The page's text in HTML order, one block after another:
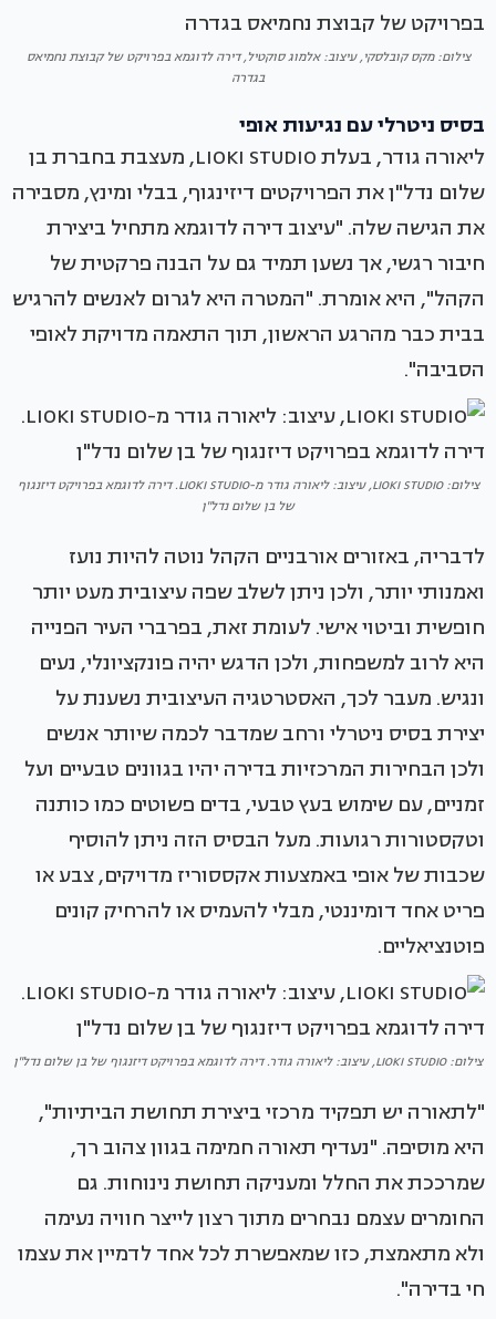
צילום: מקס קובלסקי, עיצוב: אלמוג סוקטיל, דירה לדוגמא בפרויקט של קבוצת נחמיאס
בגדרה
בסיס ניטרלי עם נגיעות אופי
ליאורה גודר, בעלת LIOKI STUDIO, מעצבת בחברת בן
שלום נדל"ן את הפרויקטים דיזינגוף, בבלי ומינץ, מסבירה
את הגישה שלה. "עיצוב דירה לדוגמא מתחיל ביצירת
חיבור רגשי, אך נשען תמיד גם על הבנה פרקטית של
הקהל", היא אומרת. "המטרה היא לגרום לאנשים להרגיש
בבית כבר מהרגע הראשון, תוך התאמה מדויקת לאופי
הסביבה".
צילום: LIOKI STUDIO, עיצוב: ליאורה גודר מ-LIOKI STUDIO. דירה לדוגמא בפרויקט דיזנגוף
של בן שלום נדל"ן
לדבריה, באזורים אורבניים הקהל נוטה להיות נועז
ואמנותי יותר, ולכן ניתן לשלב שפה עיצובית מעט יותר
חופשית וביטוי אישי. לעומת זאת, בפרברי העיר הפנייה
היא לרוב למשפחות, ולכן הדגש יהיה פונקציונלי, נעים
ונגיש. מעבר לכך, האסטרטגיה העיצובית נשענת על
יצירת בסיס ניטרלי ורחב שמדבר לכמה שיותר אנשים
ולכן הבחירות המרכזיות בדירה יהיו בגוונים טבעיים ועל
זמניים, עם שימוש בעץ טבעי, בדים פשוטים כמו כותנה
וטקסטורות רגועות. מעל הבסיס הזה ניתן להוסיף
שכבות של אופי באמצעות אקססוריז מדויקים, צבע או
פריט אחד דומיננטי, מבלי להעמיס או להרחיק קונים
פוטנציאליים.
צילום: LIOKI STUDIO, עיצוב: ליאורה גודר. דירה לדוגמא בפרויקט דיזנגוף של בן שלום נדל"ן
"לתאורה יש תפקיד מרכזי ביצירת תחושת הביתיות",
היא מוסיפה. "נעדיף תאורה חמימה בגוון צהוב רך,
שמרככת את החלל ומעניקה תחושת נינוחות. גם
החומרים עצמם נבחרים מתוך רצון לייצר חוויה נעימה
ולא מתאמצת, כזו שמאפשרת לכל אחד לדמיין את עצמו
חי בדירה".